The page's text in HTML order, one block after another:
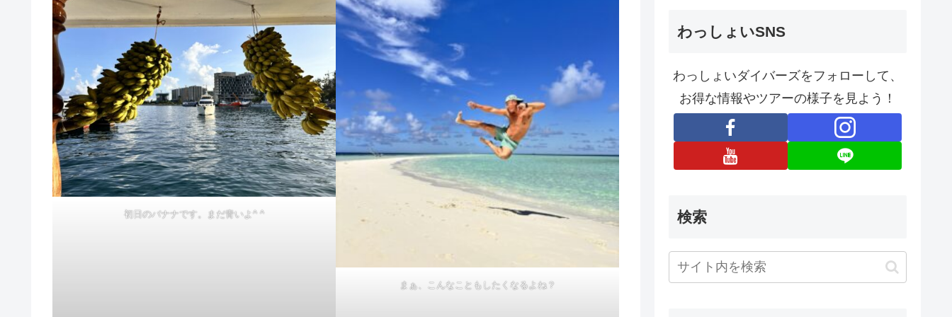
初日のバナナです。まだ青いよ^ ^
まぁ、こんなこともしたくなるよね？
わっしょいSNS
わっしょいダイバーズをフォローして、
お得な情報やツアーの様子を見よう！
検索